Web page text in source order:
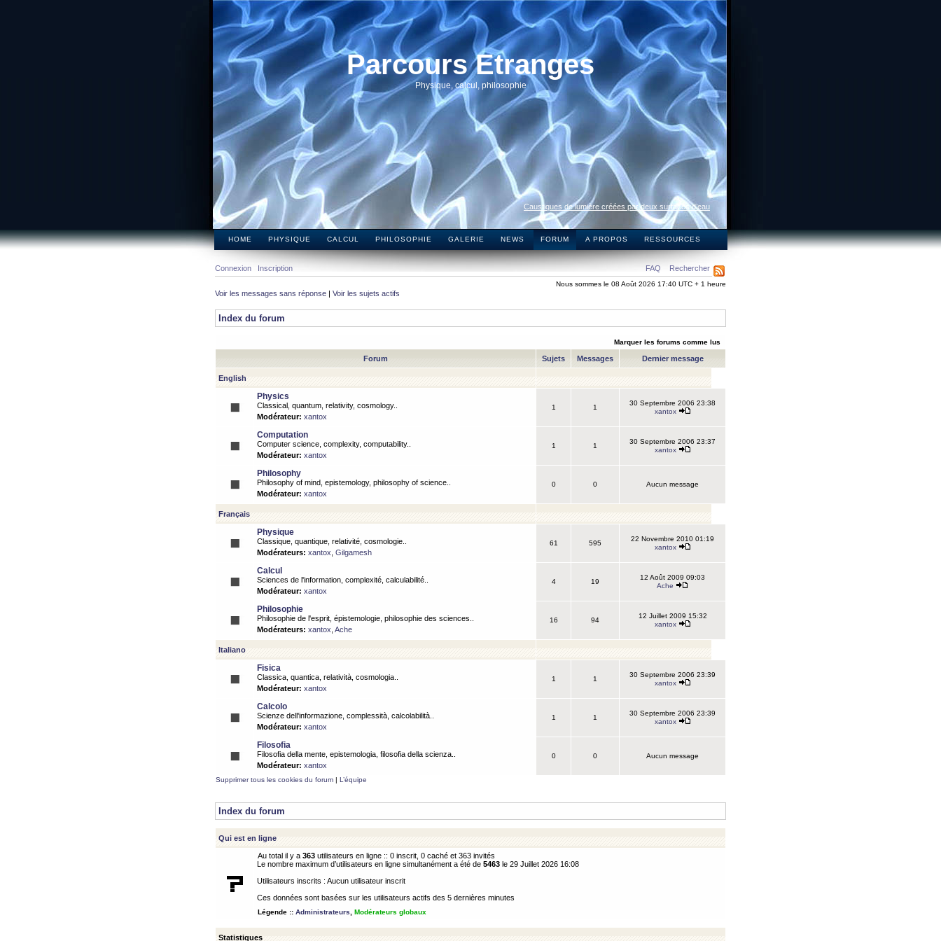
Parcours Etranges
Physique, calcul, philosophie
Caustiques de lumière créées par deux surfaces d’eau
HOME PHYSIQUE CALCUL PHILOSOPHIE GALERIE NEWS FORUM A PROPOS RESSOURCES
FAQ Rechercher
Connexion Inscription
Nous sommes le 08 Août 2026 17:40 UTC + 1 heure
Voir les messages sans réponse | Voir les sujets actifs
Index du forum
Marquer les forums comme lus
Forum Sujets Messages Dernier message
English
Physics
Classical, quantum, relativity, cosmology..
Modérateur: xantox
1 1
30 Septembre 2006 23:38
xantox
Computation
Computer science, complexity, computability..
Modérateur: xantox
1 1
30 Septembre 2006 23:37
xantox
Philosophy
Philosophy of mind, epistemology, philosophy of science..
Modérateur: xantox
0 0 Aucun message
Français
Physique
Classique, quantique, relativité, cosmologie..
Modérateurs: xantox Gilgamesh
61 595
22 Novembre 2010 01:19
xantox
Calcul
Sciences de l'information, complexité, calculabilité..
Modérateur: xantox
4 19
12 Août 2009 09:03
Ache
Philosophie
Philosophie de l'esprit, épistemologie, philosophie des sciences..
Modérateurs: xantox Ache
16 94
12 Juillet 2009 15:32
xantox
Italiano
Fisica
Classica, quantica, relatività, cosmologia..
Modérateur: xantox
1 1
30 Septembre 2006 23:39
xantox
Calcolo
Scienze dell'informazione, complessità, calcolabilità..
Modérateur: xantox
1 1
30 Septembre 2006 23:39
xantox
Filosofia
Filosofia della mente, epistemologia, filosofia della scienza..
Modérateur: xantox
0 0 Aucun message
Supprimer tous les cookies du forum | L’équipe
Index du forum
Qui est en ligne
Au total il y a 363 utilisateurs en ligne :: 0 inscrit, 0 caché et 363 invités
Le nombre maximum d’utilisateurs en ligne simultanément a été de 5463 le 29 Juillet 2026 16:08
Utilisateurs inscrits : Aucun utilisateur inscrit
Ces données sont basées sur les utilisateurs actifs des 5 dernières minutes
Légende :: Administrateurs Modérateurs globaux
Statistiques